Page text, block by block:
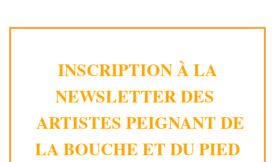
INSCRIPTION À LA
NEWSLETTER DES
ARTISTES PEIGNANT DE
LA BOUCHE ET DU PIED